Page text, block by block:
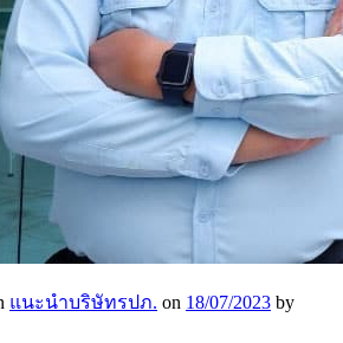
แนะนำบริษัทรปภ. on 18/07/2023 by